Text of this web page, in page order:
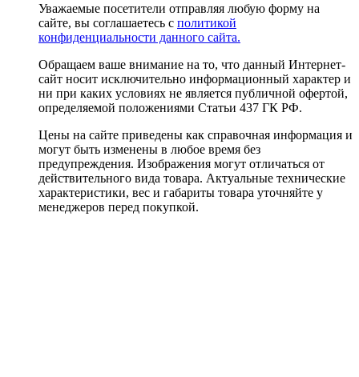
Уважаемые посетители отправляя любую форму на
сайте, вы соглашаетесь с политикой
конфиденциальности данного сайта.
Обращаем ваше внимание на то, что данный Интернет-
сайт носит исключительно информационный характер и
ни при каких условиях не является публичной офертой,
определяемой положениями Статьи 437 ГК РФ.
Цены на сайте приведены как справочная информация и
могут быть изменены в любое время без
предупреждения. Изображения могут отличаться от
действительного вида товара. Актуальные технические
характеристики, вес и габариты товара уточняйте у
менеджеров перед покупкой.